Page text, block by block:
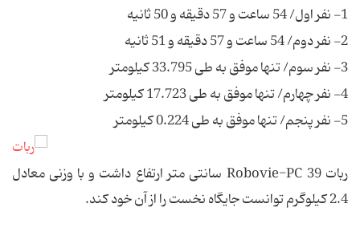
1- نفر اول/ 54 ساعت و 57 دقیقه و 50 ثانیه
2- نفر دوم/ 54 ساعت و 57 دقیقه و 51 ثانیه
3- نفر سوم/ تنها موفق به طی 33.795 کیلومتر
4- نفر چهارم/ تنها موفق به طی 17.723 کیلومتر
5- نفر پنجم/ تنها موفق به طی 0.224 کیلومتر
ربات Robovie-PC 39 سانتی متر ارتفاع داشت و با وزنی معادل
2.4 کیلوگرم توانست جایگاه نخست را از آن خود کند.